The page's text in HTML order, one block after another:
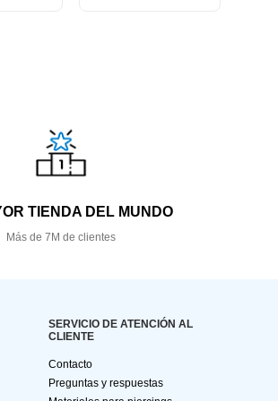
TIENDA DEL MUNDO
Más de 7M de clientes
SERVICIO DE ATENCIÓN AL
CLIENTE
Contacto
Preguntas y respuestas